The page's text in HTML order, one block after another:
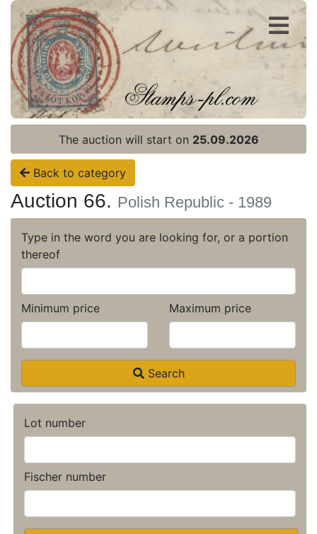
Register
Login
The auction will start on 25.09.2026
Back to category
Auction 66. Polish Republic - 1989
Type in the word you are looking for, or a portion
thereof
Minimum price Maximum price
Search
Lot number
Fischer number